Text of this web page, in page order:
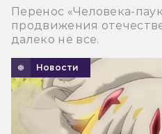
Перенос «Человека-
продвижения
далеко не все.
Новости